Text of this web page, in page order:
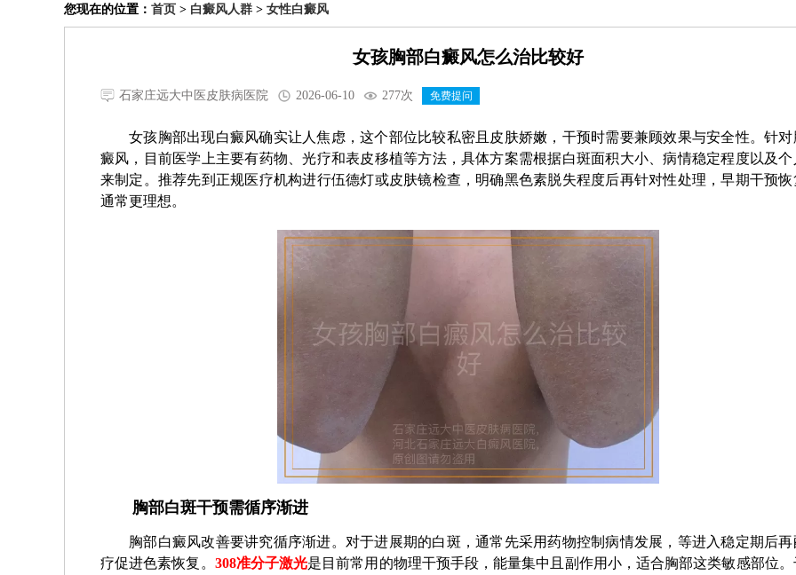
您现在的位置： 首页 > 白癜风人群 > 女性白癜风
女孩胸部白癜风怎么治比较好
石家庄远大中医皮肤病医院 2026-06-10 277次 免费提问
女孩胸部出现白癜风确实让人焦虑，这个部位比较私密且皮肤娇嫩，干预时需要兼顾效果与安全性。针对
癜风，目前医学上主要有药物、光疗和表皮移植等方法，具体方案需根据白斑面积大小、病情稳定程度以及个
来制定。推荐先到正规医疗机构进行伍德灯或皮肤镜检查，明确黑色素脱失程度后再针对性处理，早期干预恢
通常更理想。
胸部白斑干预需循序渐进
胸部白癜风改善要讲究循序渐进。对于进展期的白斑，通常先采用药物控制病情发展，等进入稳定期后再
疗促进色素恢复。 308准分子激光是目前常用的物理干预手段，能量集中且副作用小，适合胸部这类敏感部位